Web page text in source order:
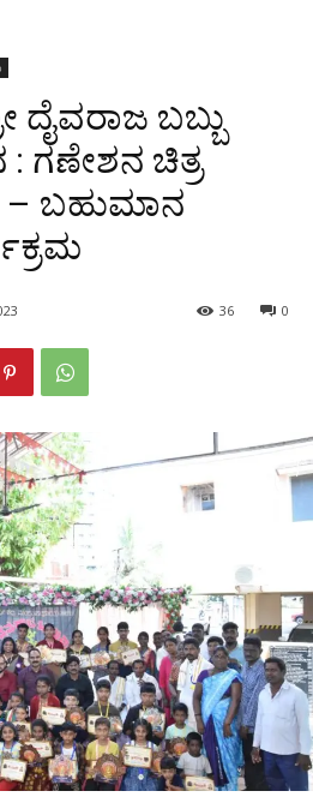
ಬಬ್ಬು
: ಗಣೇಶನ ಚಿತ್ರ
– ಬಹುಮಾನ
0
36